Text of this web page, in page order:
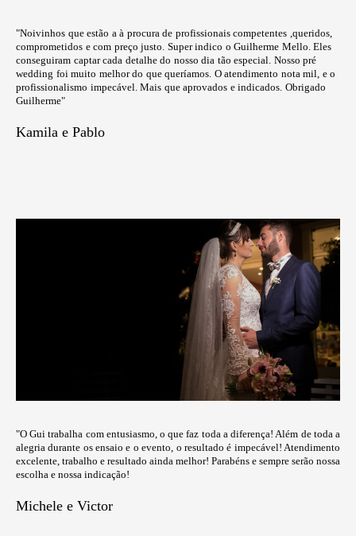
"Noivinhos que estão a à procura de profissionais competentes ,queridos,
comprometidos e com preço justo. Super indico o Guilherme Mello. Eles
conseguiram captar cada detalhe do nosso dia tão especial. Nosso pré
wedding foi muito melhor do que queríamos. O atendimento nota mil, e o
profissionalismo impecável. Mais que aprovados e indicados. Obrigado
Guilherme"
Kamila e Pablo
"O Gui trabalha com entusiasmo, o que faz toda a diferença! Além de toda a
alegria durante os ensaio e o evento, o resultado é impecável! Atendimento
excelente, trabalho e resultado ainda melhor! Parabéns e sempre serão nossa
escolha e nossa indicação!
Michele e Victor